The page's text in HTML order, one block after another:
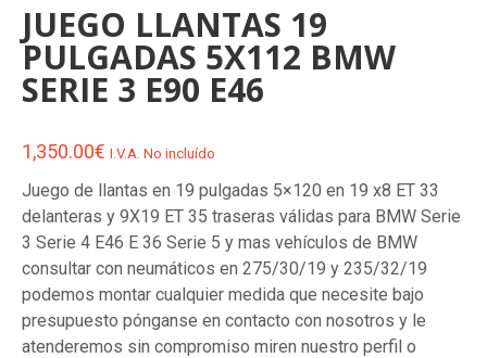
JUEGO LLANTAS 19
PULGADAS 5X112 BMW
SERIE 3 E90 E46
1,350.00€ I.V.A. No incluído
Juego de llantas en 19 pulgadas 5×120 en 19 x8 ET 33
delanteras y 9X19 ET 35 traseras válidas para BMW Serie
3 Serie 4 E46 E 36 Serie 5 y mas vehículos de BMW
consultar con neumáticos en 275/30/19 y 235/32/19
podemos montar cualquier medida que necesite bajo
presupuesto pónganse en contacto con nosotros y le
atenderemos sin compromiso miren nuestro perfil o